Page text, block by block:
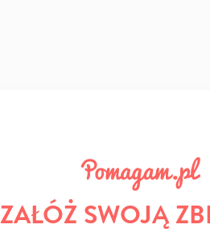
ZAŁÓŻ SWOJĄ